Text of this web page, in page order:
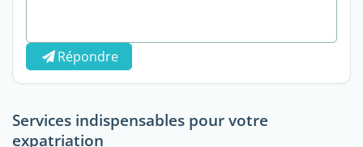
Répondre
Services indispensables pour votre
expatriation